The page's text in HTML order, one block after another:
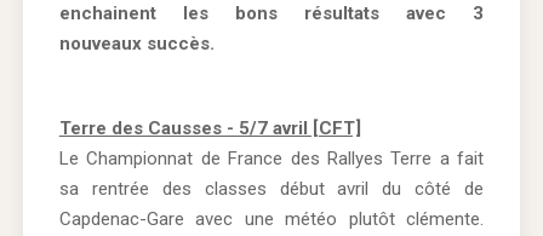
enchainent les bons résultats avec 3
nouveaux succès.
Terre des Causses - 5/7 avril [CFT]
Le Championnat de France des Rallyes Terre a fait
sa rentrée des classes début avril du côté de
Capdenac-Gare avec une météo plutôt clémente.